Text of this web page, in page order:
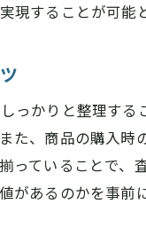
現することが可能
っかりと整理す
た、商品の購入
っていることで、
があるのかを事